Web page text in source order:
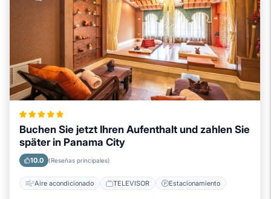
Buchen Sie jetzt Ihren Aufenthalt und zahlen Sie
später in Panama City
10.0 (Reseñas principales)
Aire acondicionado TELEVISOR Estacionamiento